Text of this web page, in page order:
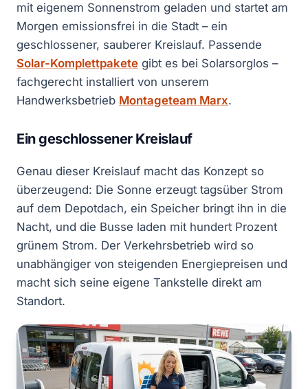
mit eigenem Sonnenstrom geladen und startet am
Morgen emissionsfrei in die Stadt – ein
geschlossener, sauberer Kreislauf. Passende
Solar-Komplettpakete gibt es bei Solarsorglos –
fachgerecht installiert von unserem
Handwerksbetrieb Montageteam Marx.
Ein geschlossener Kreislauf
Genau dieser Kreislauf macht das Konzept so
überzeugend: Die Sonne erzeugt tagsüber Strom
auf dem Depotdach, ein Speicher bringt ihn in die
Nacht, und die Busse laden mit hundert Prozent
grünem Strom. Der Verkehrsbetrieb wird so
unabhängiger von steigenden Energiepreisen und
macht sich seine eigene Tankstelle direkt am
Standort.